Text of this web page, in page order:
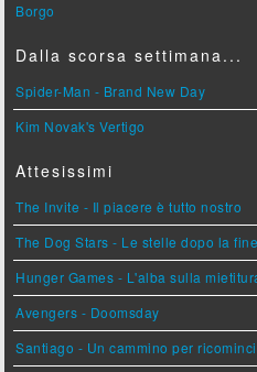
Borgo
Dalla scorsa settimana...
Spider-Man - Brand New Day
Kim Novak's Vertigo
Attesissimi
The Invite - Il piacere è tutto nostro
The Dog Stars - Le stelle dopo la fine
Hunger Games - L'alba sulla
Avengers - Doomsday
Santiago - Un cammino per